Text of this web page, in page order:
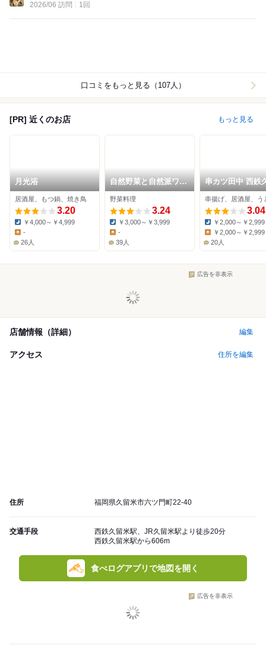
2026/06 訪問
1回
口コミをもっと見る（107人）
[PR] 近くのお店 もっと見る
月光浴
居酒屋、もつ鍋、焼き鳥
3.20
Dinner:
￥4,000～￥4,999
Lunch:
-
26人
自然野菜と自然派ワイ
ンのお店 ばった屋
野菜料理
3.24
Dinner:
￥3,000～￥3,999
Lunch:
-
39人
串カツ田中 西鉄
米店
串揚げ、居酒屋、う
3.04
Dinner:
￥2,000～￥2,999
Lunch:
￥2,000～￥2,999
20人
広告を非表示
店舗情報（詳細） 編集
アクセス 住所を編集
住所 福岡県久留米市六ツ門町22-40
交通手段
西鉄久留米駅、JR久留米駅より徒歩20分
西鉄久留米駅から606m
食べログアプリで地図を開く
広告を非表示